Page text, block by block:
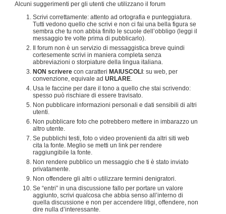
Alcuni suggerimenti per gli utenti che utilizzano il forum
Scrivi correttamente: attento ad ortografia e punteggiatura.
Tutti vedono quello che scrivi e non ci fai una bella figura se
sembra che tu non abbia finito le scuole dell’obbligo (leggi il
messaggio tre volte prima di pubblicarlo).
Il forum non è un servizio di messaggistica breve quindi
cortesemente scrivi in maniera completa senza
abbreviazioni o storpiature della lingua italiana.
NON scrivere con caratteri MAIUSCOLI : su web, per
convenzione, equivale ad URLARE.
Usa le faccine per dare il tono a quello che stai scrivendo:
spesso può rischiare di essere travisato.
Non pubblicare informazioni personali e dati sensibili di altri
utenti.
Non pubblicare foto che potrebbero mettere in imbarazzo un
altro utente.
Se pubblichi testi, foto o video provenienti da altri siti web
cita la fonte. Meglio se metti un link per rendere
raggiungibile la fonte.
Non rendere pubblico un messaggio che ti è stato inviato
privatamente.
Non offendere gli altri o utilizzare termini denigratori.
Se “entri” in una discussione fallo per portare un valore
aggiunto, scrivi qualcosa che abbia senso all’interno di
quella discussione e non per accendere litigi, offendere, non
dire nulla d’interessante.